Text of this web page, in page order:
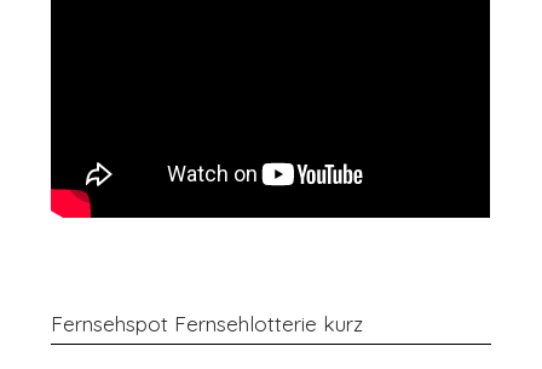
Fernsehspot Fernsehlotterie kurz